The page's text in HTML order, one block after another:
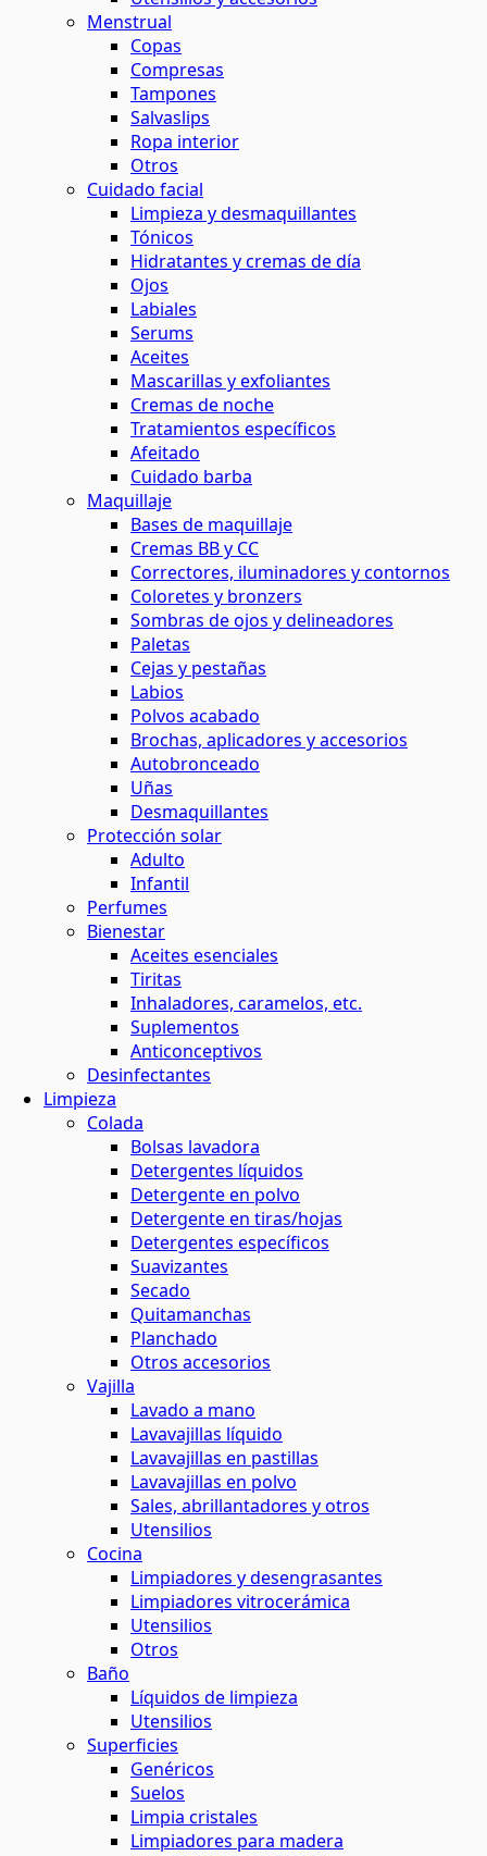
Menstrual
Copas
Compresas
Tampones
Salvaslips
Ropa interior
Otros
Cuidado facial
Limpieza y desmaquillantes
Tónicos
Hidratantes y cremas de día
Ojos
Labiales
Serums
Aceites
Mascarillas y exfoliantes
Cremas de noche
Tratamientos específicos
Afeitado
Cuidado barba
Maquillaje
Bases de maquillaje
Cremas BB y CC
Correctores, iluminadores y contornos
Coloretes y bronzers
Sombras de ojos y delineadores
Paletas
Cejas y pestañas
Labios
Polvos acabado
Brochas, aplicadores y accesorios
Autobronceado
Uñas
Desmaquillantes
Protección solar
Adulto
Infantil
Perfumes
Bienestar
Aceites esenciales
Tiritas
Inhaladores, caramelos, etc.
Suplementos
Anticonceptivos
Desinfectantes
Limpieza
Colada
Bolsas lavadora
Detergentes líquidos
Detergente en polvo
Detergente en tiras/hojas
Detergentes específicos
Suavizantes
Secado
Quitamanchas
Planchado
Otros accesorios
Vajilla
Lavado a mano
Lavavajillas líquido
Lavavajillas en pastillas
Lavavajillas en polvo
Sales, abrillantadores y otros
Utensilios
Cocina
Limpiadores y desengrasantes
Limpiadores vitrocerámica
Utensilios
Otros
Baño
Líquidos de limpieza
Utensilios
Superficies
Genéricos
Suelos
Limpia cristales
Limpiadores para madera